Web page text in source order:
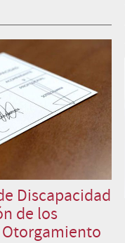
Discapacidad
de los